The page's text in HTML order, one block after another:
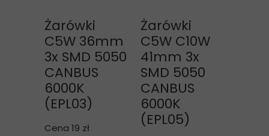
Żarówki
C5W 36mm
3x SMD 5050
CANBUS
6000K
(EPL03)
Cena 19 zł
Żarówki
C5W C10W
41mm 3x
SMD 5050
CANBUS
6000K
(EPL05)